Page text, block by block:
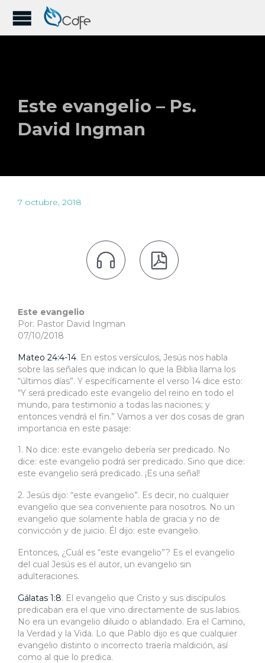
Este evangelio – Ps.
David Ingman
7 octubre, 2018
 
Este evangelio
Por: Pastor David Ingman
07/10/2018
Mateo 24:4-14. En estos versículos, Jesús nos habla
sobre las señales que indican lo que la Biblia llama los
“últimos días”. Y específicamente el verso 14 dice esto:
“Y será predicado este evangelio del reino en todo el
mundo, para testimonio a todas las naciones; y
entonces vendrá el fin.” Vamos a ver dos cosas de gran
importancia en este pasaje:
1. No dice: este evangelio debería ser predicado. No
dice: este evangelio podrá ser predicado. Sino que dice:
este evangelio será predicado. ¡Es una señal!
2. Jesús dijo: “este evangelio”. Es decir, no cualquier
evangelio que sea conveniente para nosotros. No un
evangelio que solamente habla de gracia y no de
convicción y de juicio. Él dijo: este evangelio.
Entonces, ¿Cuál es “este evangelio”? Es el evangelio
del cual Jesús es el autor, un evangelio sin
adulteraciones.
Gálatas 1:8. El evangelio que Cristo y sus discípulos
predicaban era el que vino directamente de sus labios.
No era un evangelio diluido o ablandado. Era el Camino,
la Verdad y la Vida. Lo que Pablo dijo es que cualquier
evangelio distinto o incorrecto traería maldición, así
como al que lo predica.